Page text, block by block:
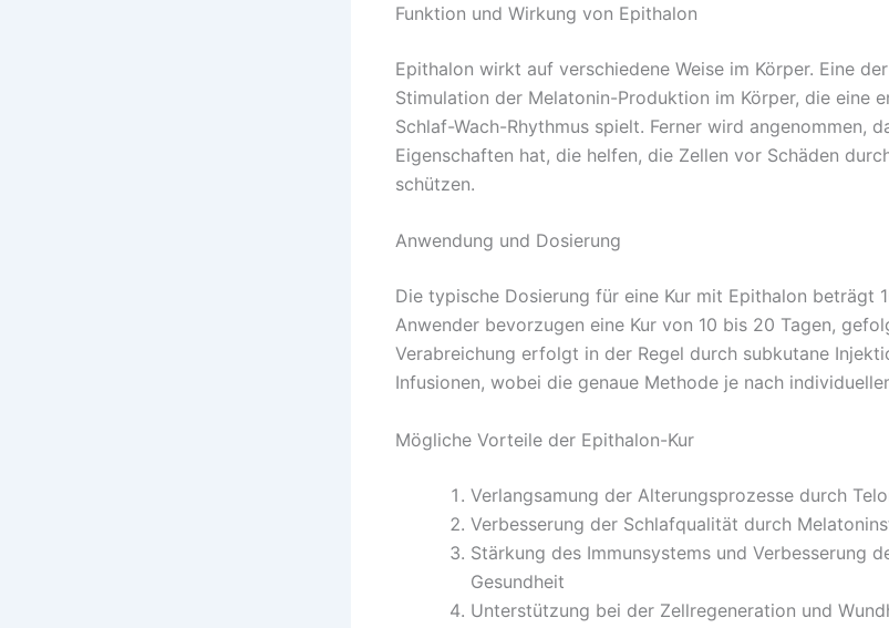
Funktion und Wirkung von Epithalon
Epithalon wirkt auf verschiedene Weise im Körper. Eine
Stimulation der Melatonin-Produktion im Körper, die eine
Schlaf-Wach-Rhythmus spielt. Ferner wird angenommen,
Eigenschaften hat, die helfen, die Zellen vor Schäden
schützen.
Anwendung und Dosierung
Die typische Dosierung für eine Kur mit Epithalon beträgt
Anwender bevorzugen eine Kur von 10 bis 20 Tagen,
Verabreichung erfolgt in der Regel durch subkutane
Infusionen, wobei die genaue Methode je nach
Mögliche Vorteile der Epithalon-Kur
Verlangsamung der Alterungsprozesse durch
Verbesserung der Schlafqualität durch
Stärkung des Immunsystems und Verbesserung
Gesundheit
Unterstützung bei der Zellregeneration und